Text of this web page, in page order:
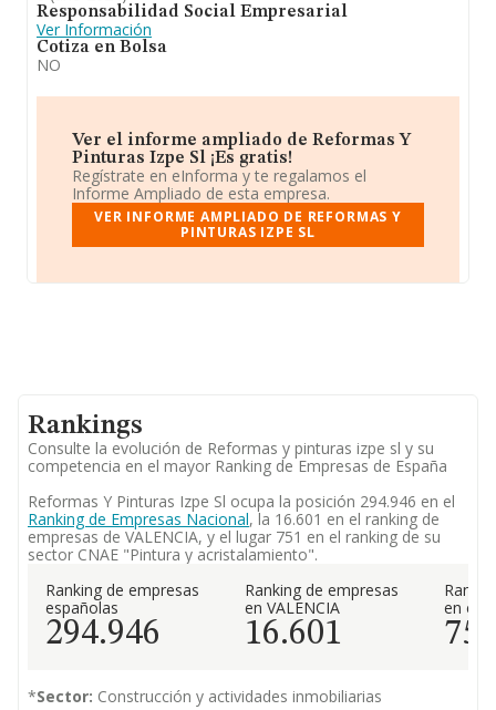
Responsabilidad Social Empresarial
Ver Información
Cotiza en Bolsa
NO
Ver el informe ampliado de Reformas Y
Pinturas Izpe Sl ¡Es gratis!
Regístrate en eInforma y te regalamos el
Informe Ampliado de esta empresa.
VER INFORME AMPLIADO DE REFORMAS Y
PINTURAS IZPE SL
Rankings
Consulte la evolución de Reformas y pinturas izpe sl y su
competencia en el mayor Ranking de Empresas de España
Reformas Y Pinturas Izpe Sl ocupa la posición 294.946 en el
Ranking de Empresas Nacional, la 16.601 en el ranking de
empresas de VALENCIA, y el lugar 751 en el ranking de su
sector CNAE "Pintura y acristalamiento".
Ranking de empresas
españolas
294.946
Ranking de empresas
en VALENCIA
16.601
en el
751
*Sector: Construcción y actividades inmobiliarias